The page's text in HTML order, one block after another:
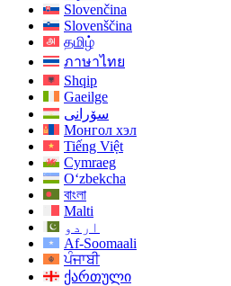
Slovenčina
Slovenščina
தமிழ்
ภาษาไทย
Shqip
Gaeilge
سۆرانی
Монгол хэл
Tiếng Việt
Cymraeg
O‘zbekcha
বাংলা
Malti
اردو
Af-Soomaali
ਪੰਜਾਬੀ
ქართული